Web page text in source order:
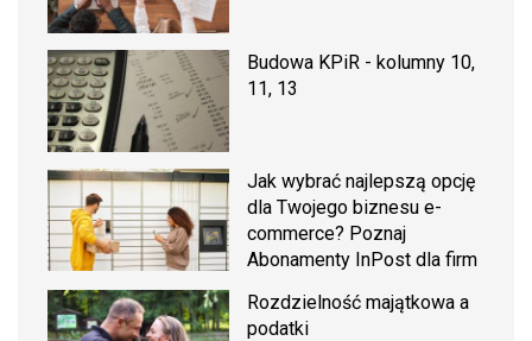
Budowa KPiR - kolumny 10,
11, 13
Jak wybrać najlepszą opcję
dla Twojego biznesu e-
commerce? Poznaj
Abonamenty InPost dla firm
Rozdzielność majątkowa a
podatki